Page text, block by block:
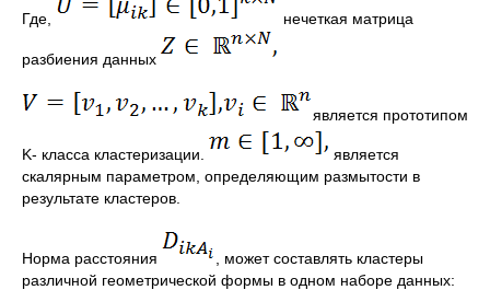
Где, нечеткая матрица
разбиения данных
является прототипом
K- класса кластеризации.
является
скалярным параметром, определяющим размытости в
результате кластеров.
Норма расстояния
, может составлять кластеры
различной геометрической формы в одном наборе данных: